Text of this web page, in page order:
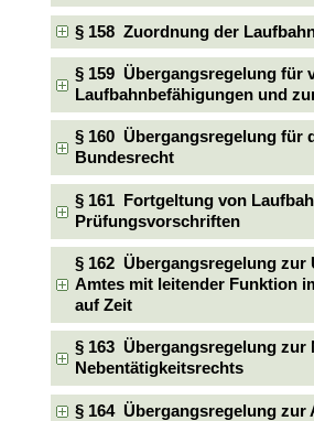
§ 158 Zuordnung der
§ 159 Übergangsregelung für
Laufbahnbefähigungen und
§ 160 Übergangsregelung für
Bundesrecht
§ 161 Fortgeltung von
Prüfungsvorschriften
§ 162 Übergangsregelung zur
Amtes mit leitender Funktion
auf Zeit
§ 163 Übergangsregelung zur
Nebentätigkeitsrechts
§ 164 Übergangsregelung zur